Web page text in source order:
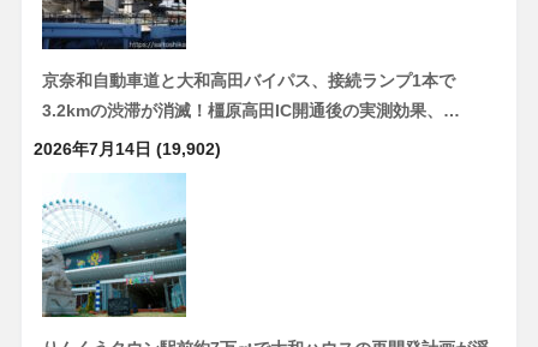
京奈和自動車道と大和高田バイパス、接続ランプ1本で
3.2kmの渋滞が消滅！橿原高田IC開通後の実測効果、…
2026年7月14日 (19,902)